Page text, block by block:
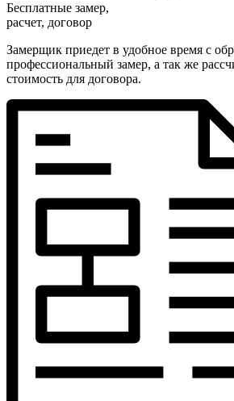
Бесплатные замер,
расчет, договор
Замерщик приедет в удобное время с
профессиональный замер, а так же
стоимость для договора.